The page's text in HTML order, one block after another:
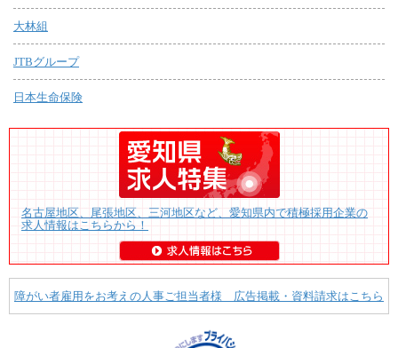
大林組
JTBグループ
日本生命保険
名古屋地区、尾張地区、三河地区など、愛知県内で積極採用企業の
求人情報はこちらから！
障がい者雇用をお考えの人事ご担当者様 広告掲載・資料請求はこちら